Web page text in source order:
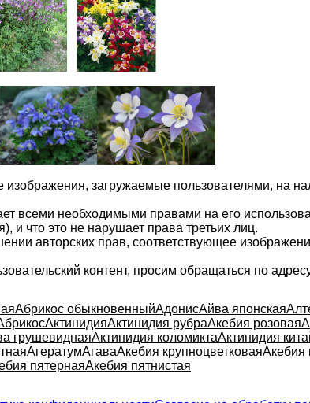
загружаемые пользователями, на
всеми необходимыми правами на его
и что это не нарушает права третьих лиц.
авторских прав, соответствующее
контент, просим обращаться по
Абрикос обыкновенныйАдонисАйва японская
АктинидияАктинидия рубраАкебия розовая
грушевиднаяАктинидия коломиктаАктинидия
АгератумАгаваАкебия крупноцветковаяАкебия
пятернаяАкебия пятнистая